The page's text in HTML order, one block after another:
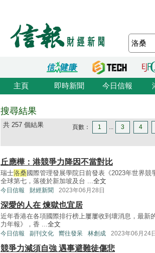
主頁 即時新聞 今日信報
搜尋結果
共 257 個結果 頁數： 1 ... 3 4
丘應樺：港競爭力降因不當對比
瑞士洛桑 國際管理發展學院日前發表《2023年世界
全球第七，落後於新加坡及台 ...全文
今日信報 財經新聞 2023年06月28日
深愛的人在 煉獄也宜居
近年香港在各項國際排行榜上屢屢收到壞消息，最新
力年報》，香 ...全文
今日信報 副刊文化 嚮往發呆 林創成 2023年06月24日
競爭力減須自強 遇事避難徒傷悲